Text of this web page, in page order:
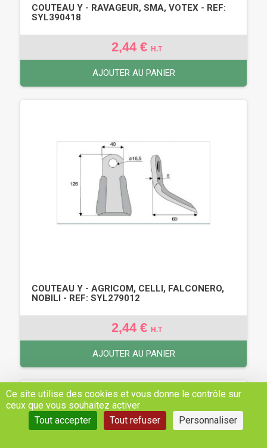
COUTEAU Y - RAVAGEUR, SMA, VOTEX - REF:
SYL390418
2,44 € H.T
AJOUTER AU PANIER
COUTEAU Y - AGRICOM, CELLI, FALCONERO,
NOBILI - REF: SYL279012
2,44 € H.T
AJOUTER AU PANIER
Ce site utilise des cookies et vous donne le contrôle sur
ceux que vous souhaitez activer
Tout accepter
Tout refuser Personnaliser